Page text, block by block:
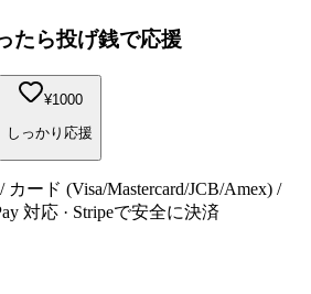
たら投げ銭で応援
¥1000
しっかり応援
カード (Visa/Mastercard/JCB/Amex) /
対応 · Stripeで安全に決済